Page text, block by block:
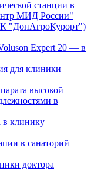
станции в
МИД России"
"ДонАгроКурорт")
Expert 20 — в
для клиники
высокой
в
в клинику
в санаторий
доктора